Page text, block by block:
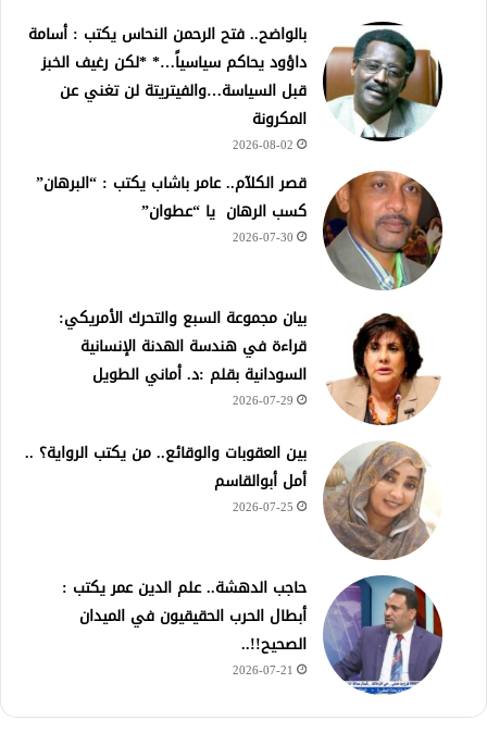
بالواضح.. فتح الرحمن النحاس يكتب : أسامة
داؤود يحاكم سياسياً…* *لكن رغيف الخبز
قبل السياسة…والفيتريتة لن تغني عن
المكرونة
2026-08-02
قصر الكلآم.. عامر باشاب يكتب : “البرهان”
كسب الرهان يا “عطوان”
2026-07-30
بيان مجموعة السبع والتحرك الأمريكي:
قراءة في هندسة الهدنة الإنسانية
السودانية بقلم :د. أماني الطويل
2026-07-29
بين العقوبات والوقائع.. من يكتب الرواية؟ ..
أمل أبوالقاسم
2026-07-25
حاجب الدهشة.. علم الدين عمر يكتب :
أبطال الحرب الحقيقيون في الميدان
الصحيح!!..
2026-07-21